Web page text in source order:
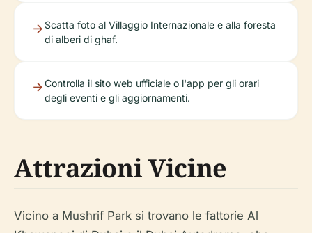
Scatta foto al Villaggio Internazionale e alla foresta
di alberi di ghaf.
Controlla il sito web ufficiale o l'app per gli orari
degli eventi e gli aggiornamenti.
Attrazioni Vicine
Vicino a Mushrif Park si trovano le fattorie Al